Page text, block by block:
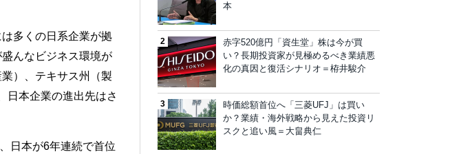
多くの日系企業が拠
んなビジネス環境が
）、テキサス州（製
日本企業の進出先はさ
日本が6年連続で首位
本
赤字520億円「資生堂」株は今が買
い？長期投資家が見極めるべき業績悪
化の真因と復活シナリオ＝栫井駿介
時価総額首位へ「三菱UFJ」は買い
か？業績・海外戦略から見えた投資リ
スクと追い風＝大畠典仁